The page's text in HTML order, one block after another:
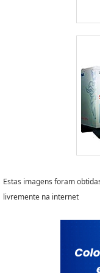
Estas imagens foram
livremente na internet